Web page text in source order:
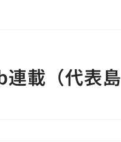
連載（代表島